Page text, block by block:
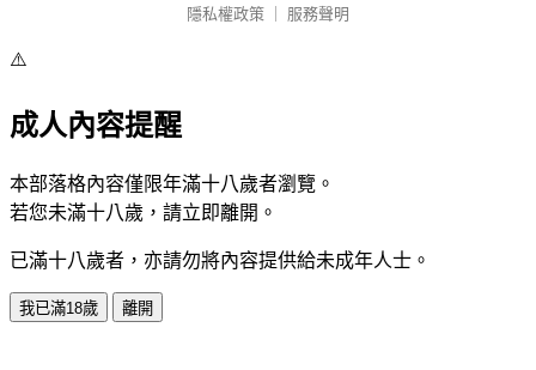
隱私權政策
服務聲明
⚠️
成人內容提醒
本部落格內容僅限年滿十八歲者瀏覽。
若您未滿十八歲，請立即離開。
已滿十八歲者，亦請勿將內容提供給未成年人士。
我已滿18歲 離開